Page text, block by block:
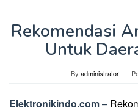
Rekomendasi
Untuk
By administrator
Elektronikindo.com–